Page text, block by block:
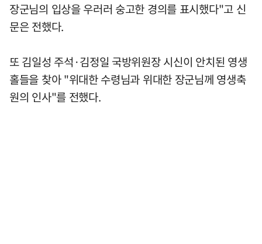
장군님의 입상을 우러러 숭고한 경의를 표시했다"고 신
문은 전했다.
또 김일성 주석·김정일 국방위원장 시신이 안치된 영생
홀들을 찾아 "위대한 수령님과 위대한 장군님께 영생축
원의 인사"를 전했다.